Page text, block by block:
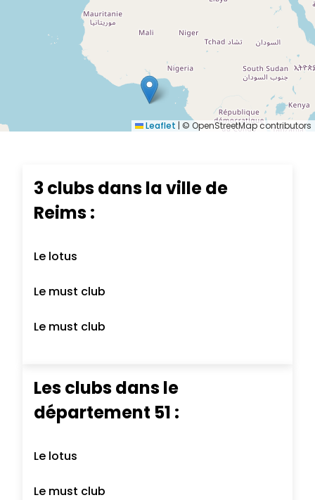
Leaflet | © OpenStreetMap contributors
3 clubs dans la ville de
Reims :
Le lotus
Le must club
Le must club
Les clubs dans le
département 51 :
Le lotus
Le must club